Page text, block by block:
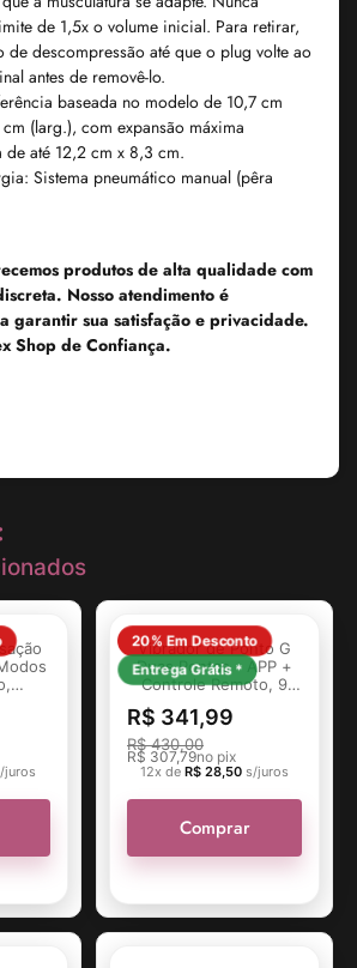
de 1,5x o volume inicial. Para retirar,
de descompressão até que o plug volte ao
antes de removê-lo.
baseada no modelo de 10,7 cm
(larg.), com expansão máxima
de até 12,2 cm x 8,3 cm.
: Sistema pneumático manual (pêra
produtos de alta qualidade com
Nosso atendimento é
garantir sua satisfação e privacidade.
Shop de Confiança.
juros
20% Em Desconto
Entrega Grátis *
Vibrador de Ponto G
Duas Pontas - APP +
Controle Remoto, 9
Recarregável -
Fascinare
R$ 341,99
R$430,00
R$ 307,79no pix
12x de R$ 28,50 s/juros
Comprar